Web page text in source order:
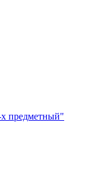
предметный"